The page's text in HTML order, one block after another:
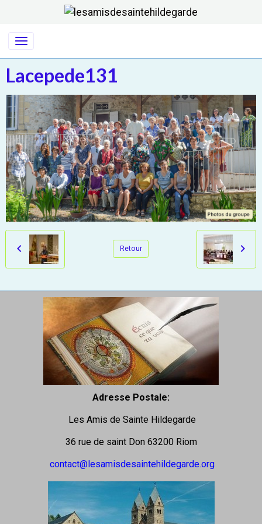
Lacepede131
Retour
Adresse Postale:
Les Amis de Sainte Hildegarde
36 rue de saint Don 63200 Riom
contact@lesamisdesaintehildegarde.org